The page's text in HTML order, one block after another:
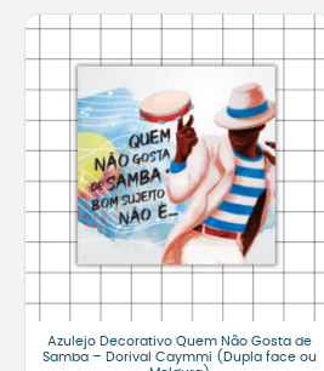
Azulejo Decorativo Quem Não Gosta de
Samba – Dorival Caymmi (Dupla face ou